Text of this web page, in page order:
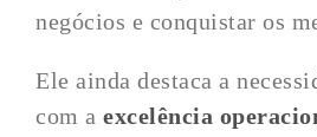
negócios e conquistar os
Ele ainda destaca a
com aexcelência